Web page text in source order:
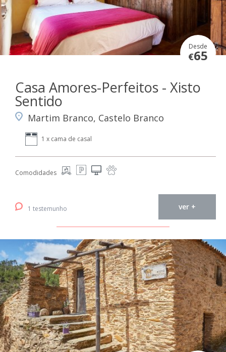
Desde
€65
Casa Amores-Perfeitos - Xisto
Sentido
Martim Branco, Castelo Branco
1 x cama de casal
Comodidades
1 testemunho ver +